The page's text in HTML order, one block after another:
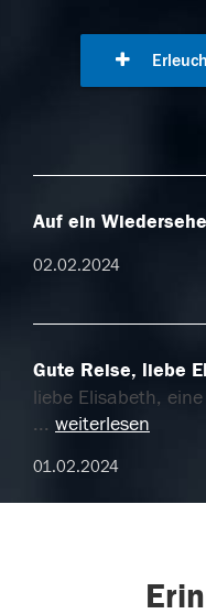
Auf ein
02.02.2024
Gute Reise, liebe
liebe Elisabeth,
... weiterlesen
01.02.2024